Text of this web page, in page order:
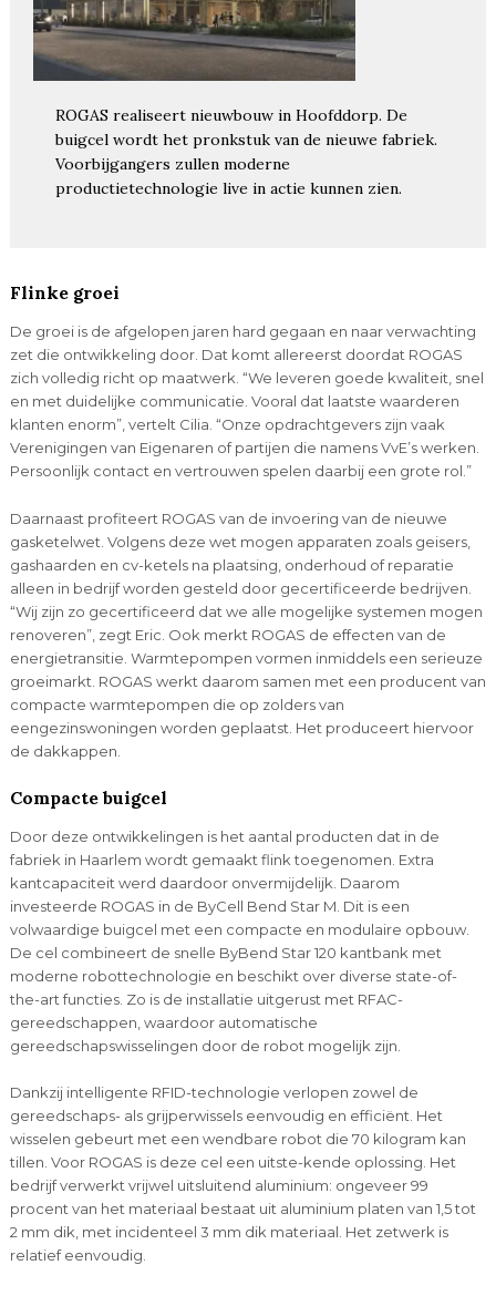
ROGAS realiseert nieuwbouw in Hoofddorp. De
buigcel wordt het pronkstuk van de nieuwe fabriek.
Voorbijgangers zullen moderne
productietechnologie live in actie kunnen zien.
Flinke groei
De groei is de afgelopen jaren hard gegaan en naar verwachting
zet die ontwikkeling door. Dat komt allereerst doordat ROGAS
zich volledig richt op maatwerk. “We leveren goede kwaliteit, snel
en met duidelijke communicatie. Vooral dat laatste waarderen
klanten enorm”, vertelt Cilia. “Onze opdrachtgevers zijn vaak
Verenigingen van Eigenaren of partijen die namens VvE’s werken.
Persoonlijk contact en vertrouwen spelen daarbij een grote rol.”
Daarnaast profiteert ROGAS van de invoering van de nieuwe
gasketelwet. Volgens deze wet mogen apparaten zoals geisers,
gashaarden en cv-ketels na plaatsing, onderhoud of reparatie
alleen in bedrijf worden gesteld door gecertificeerde bedrijven.
“Wij zijn zo gecertificeerd dat we alle mogelijke systemen mogen
renoveren”, zegt Eric. Ook merkt ROGAS de effecten van de
energietransitie. Warmtepompen vormen inmiddels een serieuze
groeimarkt. ROGAS werkt daarom samen met een producent van
compacte warmtepompen die op zolders van
eengezinswoningen worden geplaatst. Het produceert hiervoor
de dakkappen.
Compacte buigcel
Door deze ontwikkelingen is het aantal producten dat in de
fabriek in Haarlem wordt gemaakt flink toegenomen. Extra
kantcapaciteit werd daardoor onvermijdelijk. Daarom
investeerde ROGAS in de ByCell Bend Star M. Dit is een
volwaardige buigcel met een compacte en modulaire opbouw.
De cel combineert de snelle ByBend Star 120 kantbank met
moderne robottechnologie en beschikt over diverse state-of-
the-art functies. Zo is de installatie uitgerust met RFAC-
gereedschappen, waardoor automatische
gereedschapswisselingen door de robot mogelijk zijn.
Dankzij intelligente RFID-technologie verlopen zowel de
gereedschaps- als grijperwissels eenvoudig en efficiënt. Het
wisselen gebeurt met een wendbare robot die 70 kilogram kan
tillen. Voor ROGAS is deze cel een uitste-kende oplossing. Het
bedrijf verwerkt vrijwel uitsluitend aluminium: ongeveer 99
procent van het materiaal bestaat uit aluminium platen van 1,5 tot
2 mm dik, met incidenteel 3 mm dik materiaal. Het zetwerk is
relatief eenvoudig.